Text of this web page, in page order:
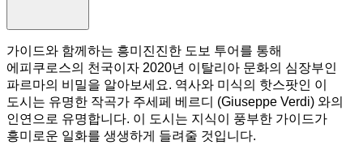
가이드와 함께하는 흥미진진한 도보 투어를 통해
에피쿠로스의 천국이자 2020년 이탈리아 문화의 심장부인
파르마의 비밀을 알아보세요. 역사와 미식의 핫스팟인 이
도시는 유명한 작곡가 주세페 베르디 (Giuseppe Verdi) 와의
인연으로 유명합니다. 이 도시는 지식이 풍부한 가이드가
흥미로운 일화를 생생하게 들려줄 것입니다.